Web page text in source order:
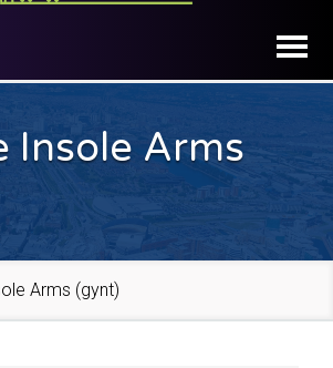
Insole Arms
Arms (gynt)